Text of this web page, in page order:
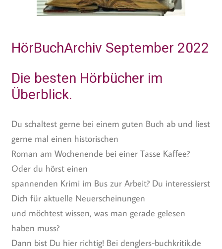
HörBuchArchiv September 2022
Die besten Hörbücher im
Überblick.
Du schaltest gerne bei einem guten Buch ab und liest
gerne mal einen historischen
Roman am Wochenende bei einer Tasse Kaffee?
Oder du hörst einen
spannenden Krimi im Bus zur Arbeit? Du interessierst
Dich für aktuelle Neuerscheinungen
und möchtest wissen, was man gerade gelesen
haben muss?
Dann bist Du hier richtig! Bei denglers-buchkritik.de